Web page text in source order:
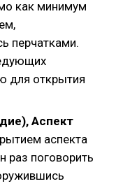
как минимум
перчатками.
для открытия
Аспект
аспекта
раз поговорить